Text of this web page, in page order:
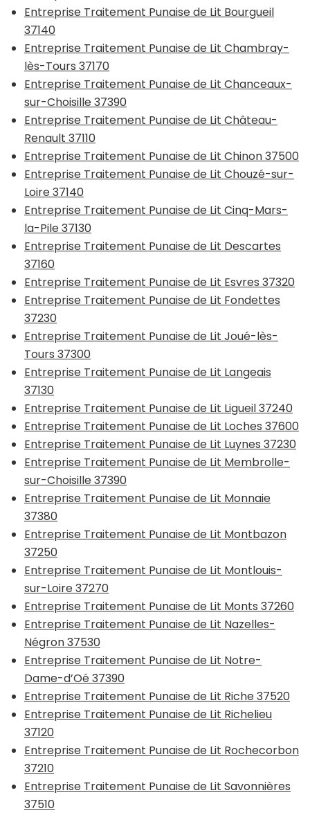
Entreprise Traitement Punaise de Lit Bourgueil
37140
Entreprise Traitement Punaise de Lit Chambray-
lès-Tours 37170
Entreprise Traitement Punaise de Lit Chanceaux-
sur-Choisille 37390
Entreprise Traitement Punaise de Lit Château-
Renault 37110
Entreprise Traitement Punaise de Lit Chinon 37500
Entreprise Traitement Punaise de Lit Chouzé-sur-
Loire 37140
Entreprise Traitement Punaise de Lit Cinq-Mars-
la-Pile 37130
Entreprise Traitement Punaise de Lit Descartes
37160
Entreprise Traitement Punaise de Lit Esvres 37320
Entreprise Traitement Punaise de Lit Fondettes
37230
Entreprise Traitement Punaise de Lit Joué-lès-
Tours 37300
Entreprise Traitement Punaise de Lit Langeais
37130
Entreprise Traitement Punaise de Lit Ligueil 37240
Entreprise Traitement Punaise de Lit Loches 37600
Entreprise Traitement Punaise de Lit Luynes 37230
Entreprise Traitement Punaise de Lit Membrolle-
sur-Choisille 37390
Entreprise Traitement Punaise de Lit Monnaie
37380
Entreprise Traitement Punaise de Lit Montbazon
37250
Entreprise Traitement Punaise de Lit Montlouis-
sur-Loire 37270
Entreprise Traitement Punaise de Lit Monts 37260
Entreprise Traitement Punaise de Lit Nazelles-
Négron 37530
Entreprise Traitement Punaise de Lit Notre-
Dame-d’Oé 37390
Entreprise Traitement Punaise de Lit Riche 37520
Entreprise Traitement Punaise de Lit Richelieu
37120
Entreprise Traitement Punaise de Lit Rochecorbon
37210
Entreprise Traitement Punaise de Lit Savonnières
37510